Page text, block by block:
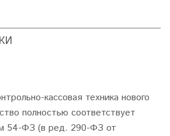
кассовая техника нового
полностью соответствует
54-ФЗ (в ред. 290-ФЗ от